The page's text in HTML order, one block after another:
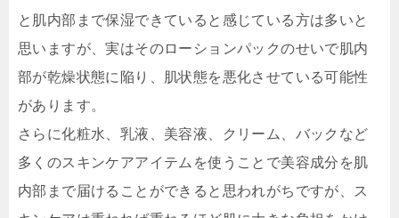
と肌内部まで保湿できていると感じている方は多いと
思いますが、実はそのローションパックのせいで肌内
部が乾燥状態に陥り、肌状態を悪化させている可能性
があります。
さらに化粧水、乳液、美容液、クリーム、バックなど
多くのスキンケアアイテムを使うことで美容成分を肌
内部まで届けることができると思われがちですが、ス